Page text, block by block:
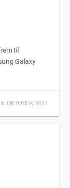
til
Galaxy
6. OKTOBER, 2011